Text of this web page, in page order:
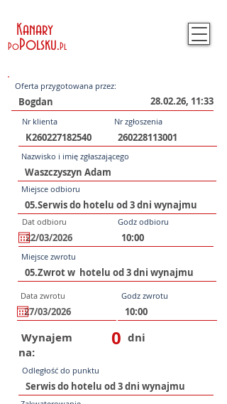
Kanary
PoPolsku.Pl
Oferta przygotowana przez:
28.02.26, 11:33
Nr klienta Nr zgłoszenia
Nazwisko i imię zgłaszającego
Miejsce odbioru
Dat odbioru Godz odbioru
Miejsce zwrotu
Data zwrotu Godz zwrotu
Wynajem
na:
0 dni
Odległość do punktu